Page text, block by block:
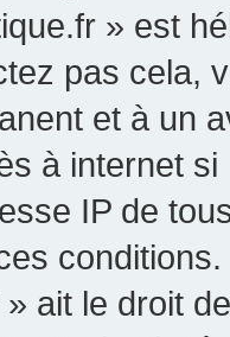
» est
pas cela,
et à un
à internet
IP de
ait le droit